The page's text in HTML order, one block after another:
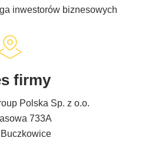
inwestorów biznesowych
firmy
Polska Sp. z o.o.
733A